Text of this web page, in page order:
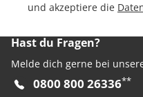
und akzeptiere die
Hast du Fragen?
Melde dich gerne bei
0800 800 26336**